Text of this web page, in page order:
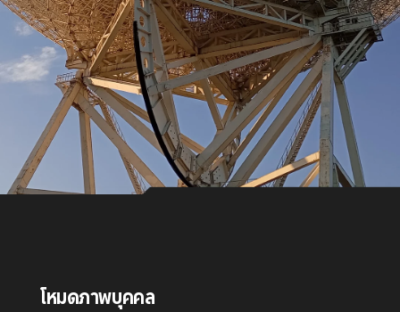
โหมดภาพบุคคล